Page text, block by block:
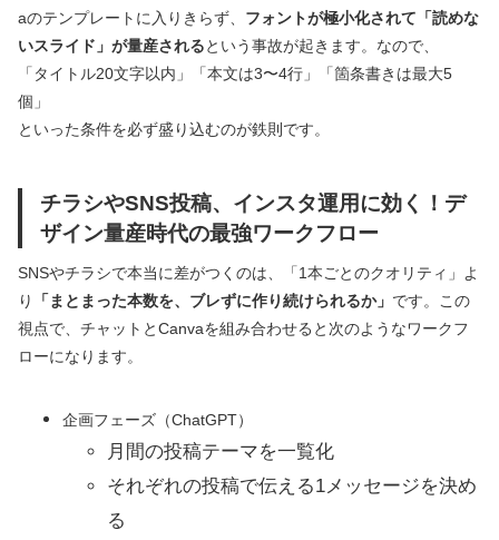
aのテンプレートに入りきらず、 フォントが極小化されて「読めな
いスライド」が量産されるという事故が起きます。なので、
「タイトル20文字以内」「本文は3〜4行」「箇条書きは最大5
個」
といった条件を必ず盛り込むのが鉄則です。
チラシやSNS投稿、インスタ運用に効く！デ
ザイン量産時代の最強ワークフロー
SNSやチラシで本当に差がつくのは、「1本ごとのクオリティ」よ
り
「まとまった本数を、ブレずに作り続けられるか」 です。この
視点で、チャットとCanvaを組み合わせると次のようなワークフ
ローになります。
企画フェーズ（ChatGPT）
月間の投稿テーマを一覧化
それぞれの投稿で伝える1メッセージを決め
る